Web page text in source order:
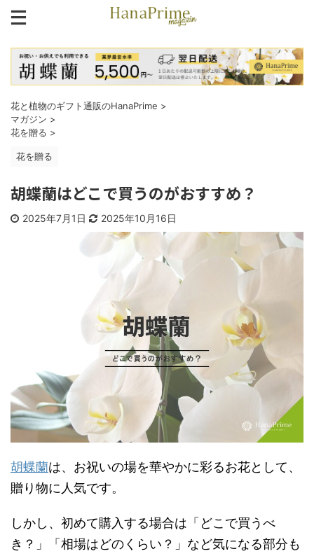
花と植物のギフト通販のHanaPrime >
マガジン >
花を贈る >
花を贈る
胡蝶蘭はどこで買うのがおすすめ？
2025年7月1日 2025年10月16日
胡蝶蘭は、お祝いの場を華やかに彩るお花として、
贈り物に人気です。
しかし、初めて購入する場合は「どこで買うべ
き？」「相場はどのくらい？」など気になる部分も